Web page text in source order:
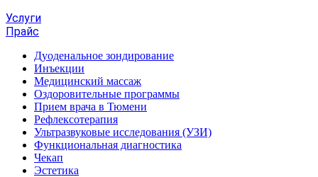
Услуги
Прайс
Дуоденальное зондирование
Инъекции
Медицинский массаж
Оздоровительные программы
Прием врача в Тюмени
Рефлексотерапия
Ультразвуковые исследования (УЗИ)
Функциональная диагностика
Чекап
Эстетика